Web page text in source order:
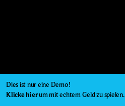
Dies ist nur eine Demo!
Klicke hierum mit echtem Geld zu spielen.